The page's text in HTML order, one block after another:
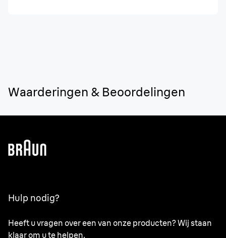
Waarderingen & Beoordelingen
Hulp nodig?
Heeft u vragen over een van onze producten? Wij staan
klaar om u te helpen.